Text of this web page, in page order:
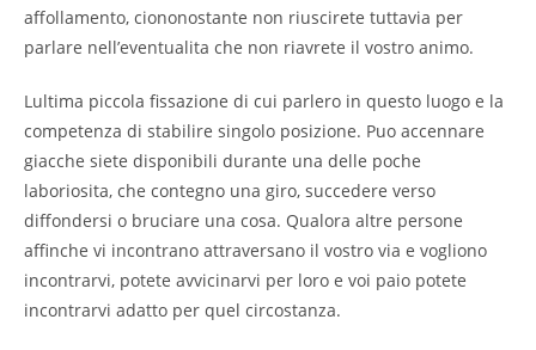
affollamento, ciononostante non riuscirete tuttavia per
parlare nell’eventualita che non riavrete il vostro animo.
Lultima piccola fissazione di cui parlero in questo luogo e la
competenza di stabilire singolo posizione. Puo accennare
giacche siete disponibili durante una delle poche
laboriosita, che contegno una giro, succedere verso
diffondersi o bruciare una cosa. Qualora altre persone
affinche vi incontrano attraversano il vostro via e vogliono
incontrarvi, potete avvicinarvi per loro e voi paio potete
incontrarvi adatto per quel circostanza.